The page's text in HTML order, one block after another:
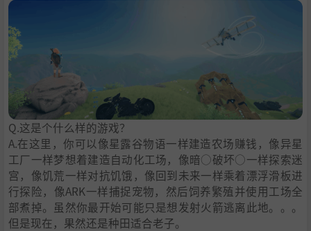
Q.这是个什么样的游戏？
A.在这里，你可以像星露谷物语一样建造农场赚钱，像异星
工厂一样梦想着建造自动化工场，像暗○破坏○一样探索迷
宫，像饥荒一样对抗饥饿，像回到未来一样乘着漂浮滑板进
行探险，像ARK一样捕捉宠物，然后饲养繁殖并使用工场全
部煮掉。虽然你最开始可能只是想发射火箭逃离此地。。。
但是现在，果然还是种田适合老子。